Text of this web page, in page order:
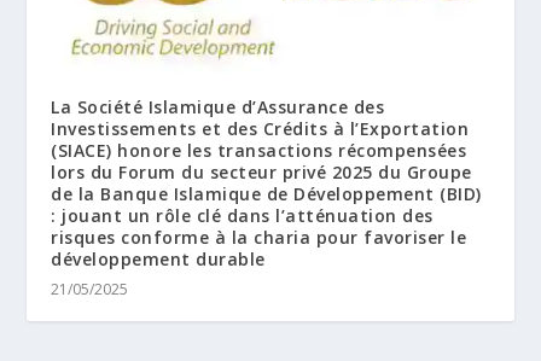
La Société Islamique d’Assurance des
Investissements et des Crédits à l’Exportation
(SIACE) honore les transactions récompensées
lors du Forum du secteur privé 2025 du Groupe
de la Banque Islamique de Développement (BID)
: jouant un rôle clé dans l’atténuation des
risques conforme à la charia pour favoriser le
développement durable
21/05/2025